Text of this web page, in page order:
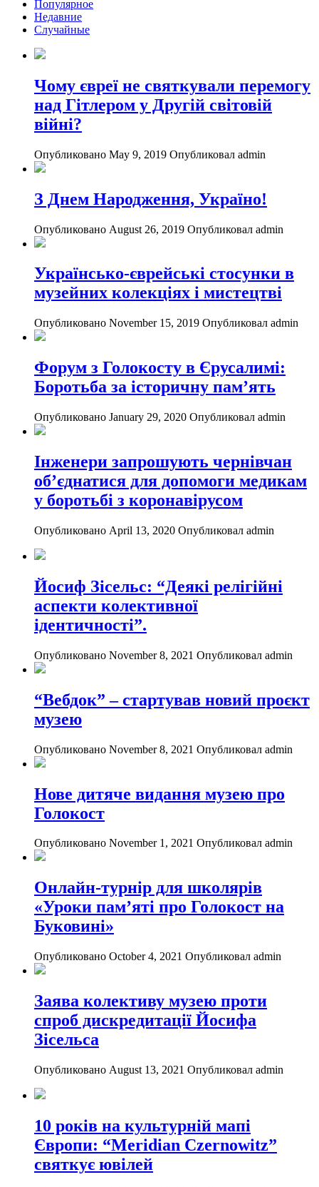
Популярное
Недавние
Случайные
Чому євреї не святкували перемогу
над Гітлером у Другій світовій
війні?
Опубликовано May 9, 2019 Опубликовал admin
З Днем Народження, Україно!
Опубликовано August 26, 2019 Опубликовал admin
Українсько-єврейські стосунки в
музейних колекціях і мистецтві
Опубликовано November 15, 2019 Опубликовал admin
Форум з Голокосту в Єрусалимі:
Боротьба за історичну пам’ять
Опубликовано January 29, 2020 Опубликовал admin
Інженери запрошують чернівчан
об’єднатися для допомоги медикам
у боротьбі з коронавірусом
Опубликовано April 13, 2020 Опубликовал admin
Йосиф Зісельс: “Деякі релігійні
аспекти колективної
ідентичності”.
Опубликовано November 8, 2021 Опубликовал admin
“Вебдок” – стартував новий проєкт
музею
Опубликовано November 8, 2021 Опубликовал admin
Нове дитяче видання музею про
Голокост
Опубликовано November 1, 2021 Опубликовал admin
Онлайн-турнір для школярів
«Уроки пам’яті про Голокост на
Буковині»
Опубликовано October 4, 2021 Опубликовал admin
Заява колективу музею проти
спроб дискредитації Йосифа
Зісельса
Опубликовано August 13, 2021 Опубликовал admin
10 років на культурній мапі
Європи: “Meridian Czernowitz”
святкує ювілей